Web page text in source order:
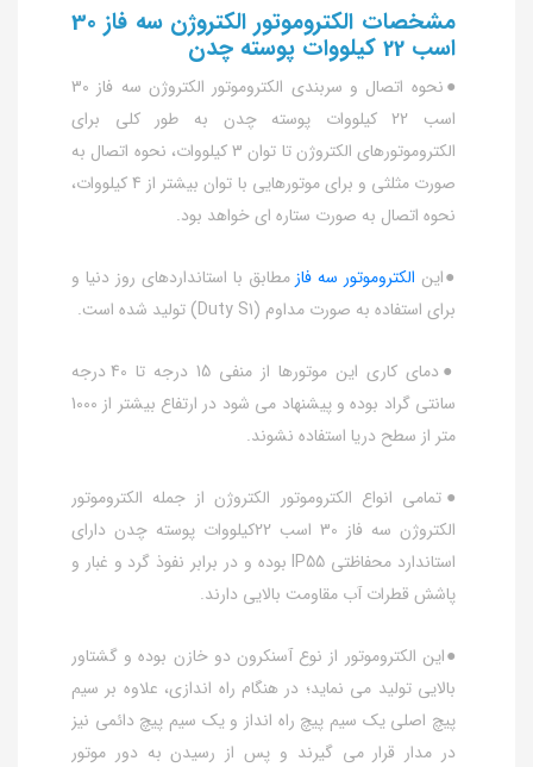
مشخصات الکتروموتور الکتروژن سه فاز 30
اسب 22 کیلووات پوسته چدن
●نحوه اتصال و سربندی الکتروموتور الکتروژن سه فاز 30
اسب 22 کیلووات پوسته چدن به طور کلی برای
الکتروموتورهای الکتروژن تا توان 3 کیلووات، نحوه اتصال به
صورت مثلثی و برای موتورهایی با توان بیشتر از 4 کیلووات،
نحوه اتصال به صورت ستاره ای خواهد بود.
●این الکتروموتور سه فاز مطابق با استانداردهای روز دنیا و
برای استفاده به صورت مداوم (Duty S1) تولید شده است.
●دمای کاری این موتورها از منفی 15 درجه تا 40 درجه
سانتی گراد بوده و پیشنهاد می شود در ارتفاع بیشتر از 1000
متر از سطح دریا استفاده نشوند.
●تمامی انواع الکتروموتور الکتروژن از جمله الکتروموتور
الکتروژن سه فاز 30 اسب 22کیلووات پوسته چدن دارای
استاندارد محفاظتی IP55 بوده و در برابر نفوذ گرد و غبار و
پاشش قطرات آب مقاومت بالایی دارند.
●این الکتروموتور از نوع آسنکرون دو خازن بوده و گشتاور
بالایی تولید می نماید؛ در هنگام راه اندازی، علاوه بر سیم
پیچ اصلی یک سیم پیچ راه انداز و یک سیم پیچ دائمی نیز
در مدار قرار می گیرند و پس از رسیدن به دور موتور